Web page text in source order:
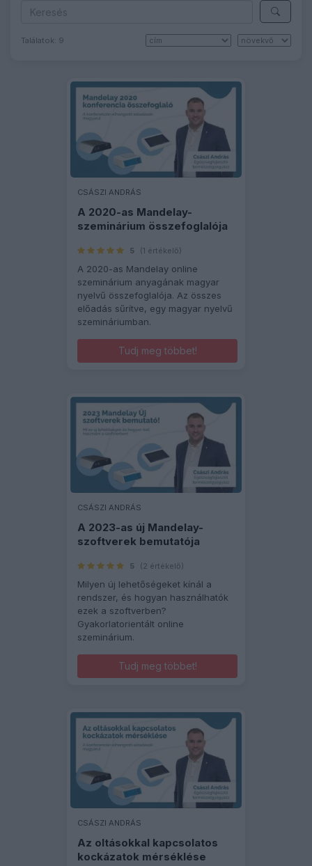
Találatok: 9
CSÁSZI ANDRÁS
A 2020-as Mandelay-
szeminárium összefoglalója
5 (1 értékelő)
A 2020-as Mandelay online
szeminárium anyagának magyar
nyelvű összefoglalója. Az összes
előadás sűrítve, egy magyar nyelvű
szemináriumban.
Tudj meg többet!
CSÁSZI ANDRÁS
A 2023-as új Mandelay-
szoftverek bemutatója
5 (2 értékelő)
Milyen új lehetőségeket kínál a
rendszer, és hogyan használhatók
ezek a szoftverben?
Gyakorlatorientált online
szeminárium.
Tudj meg többet!
CSÁSZI ANDRÁS
Az oltásokkal kapcsolatos
kockázatok mérséklése